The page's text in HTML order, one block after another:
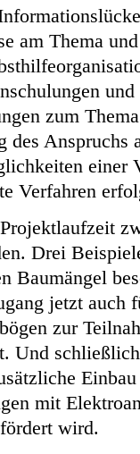
am Thema
zum
Anspruchs
einer
Verfahren
Drei
Baumängel
jetzt auch
zur
Und
mit
wird.